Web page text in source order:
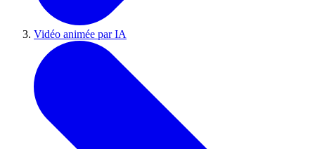
Vidéo animée par IA